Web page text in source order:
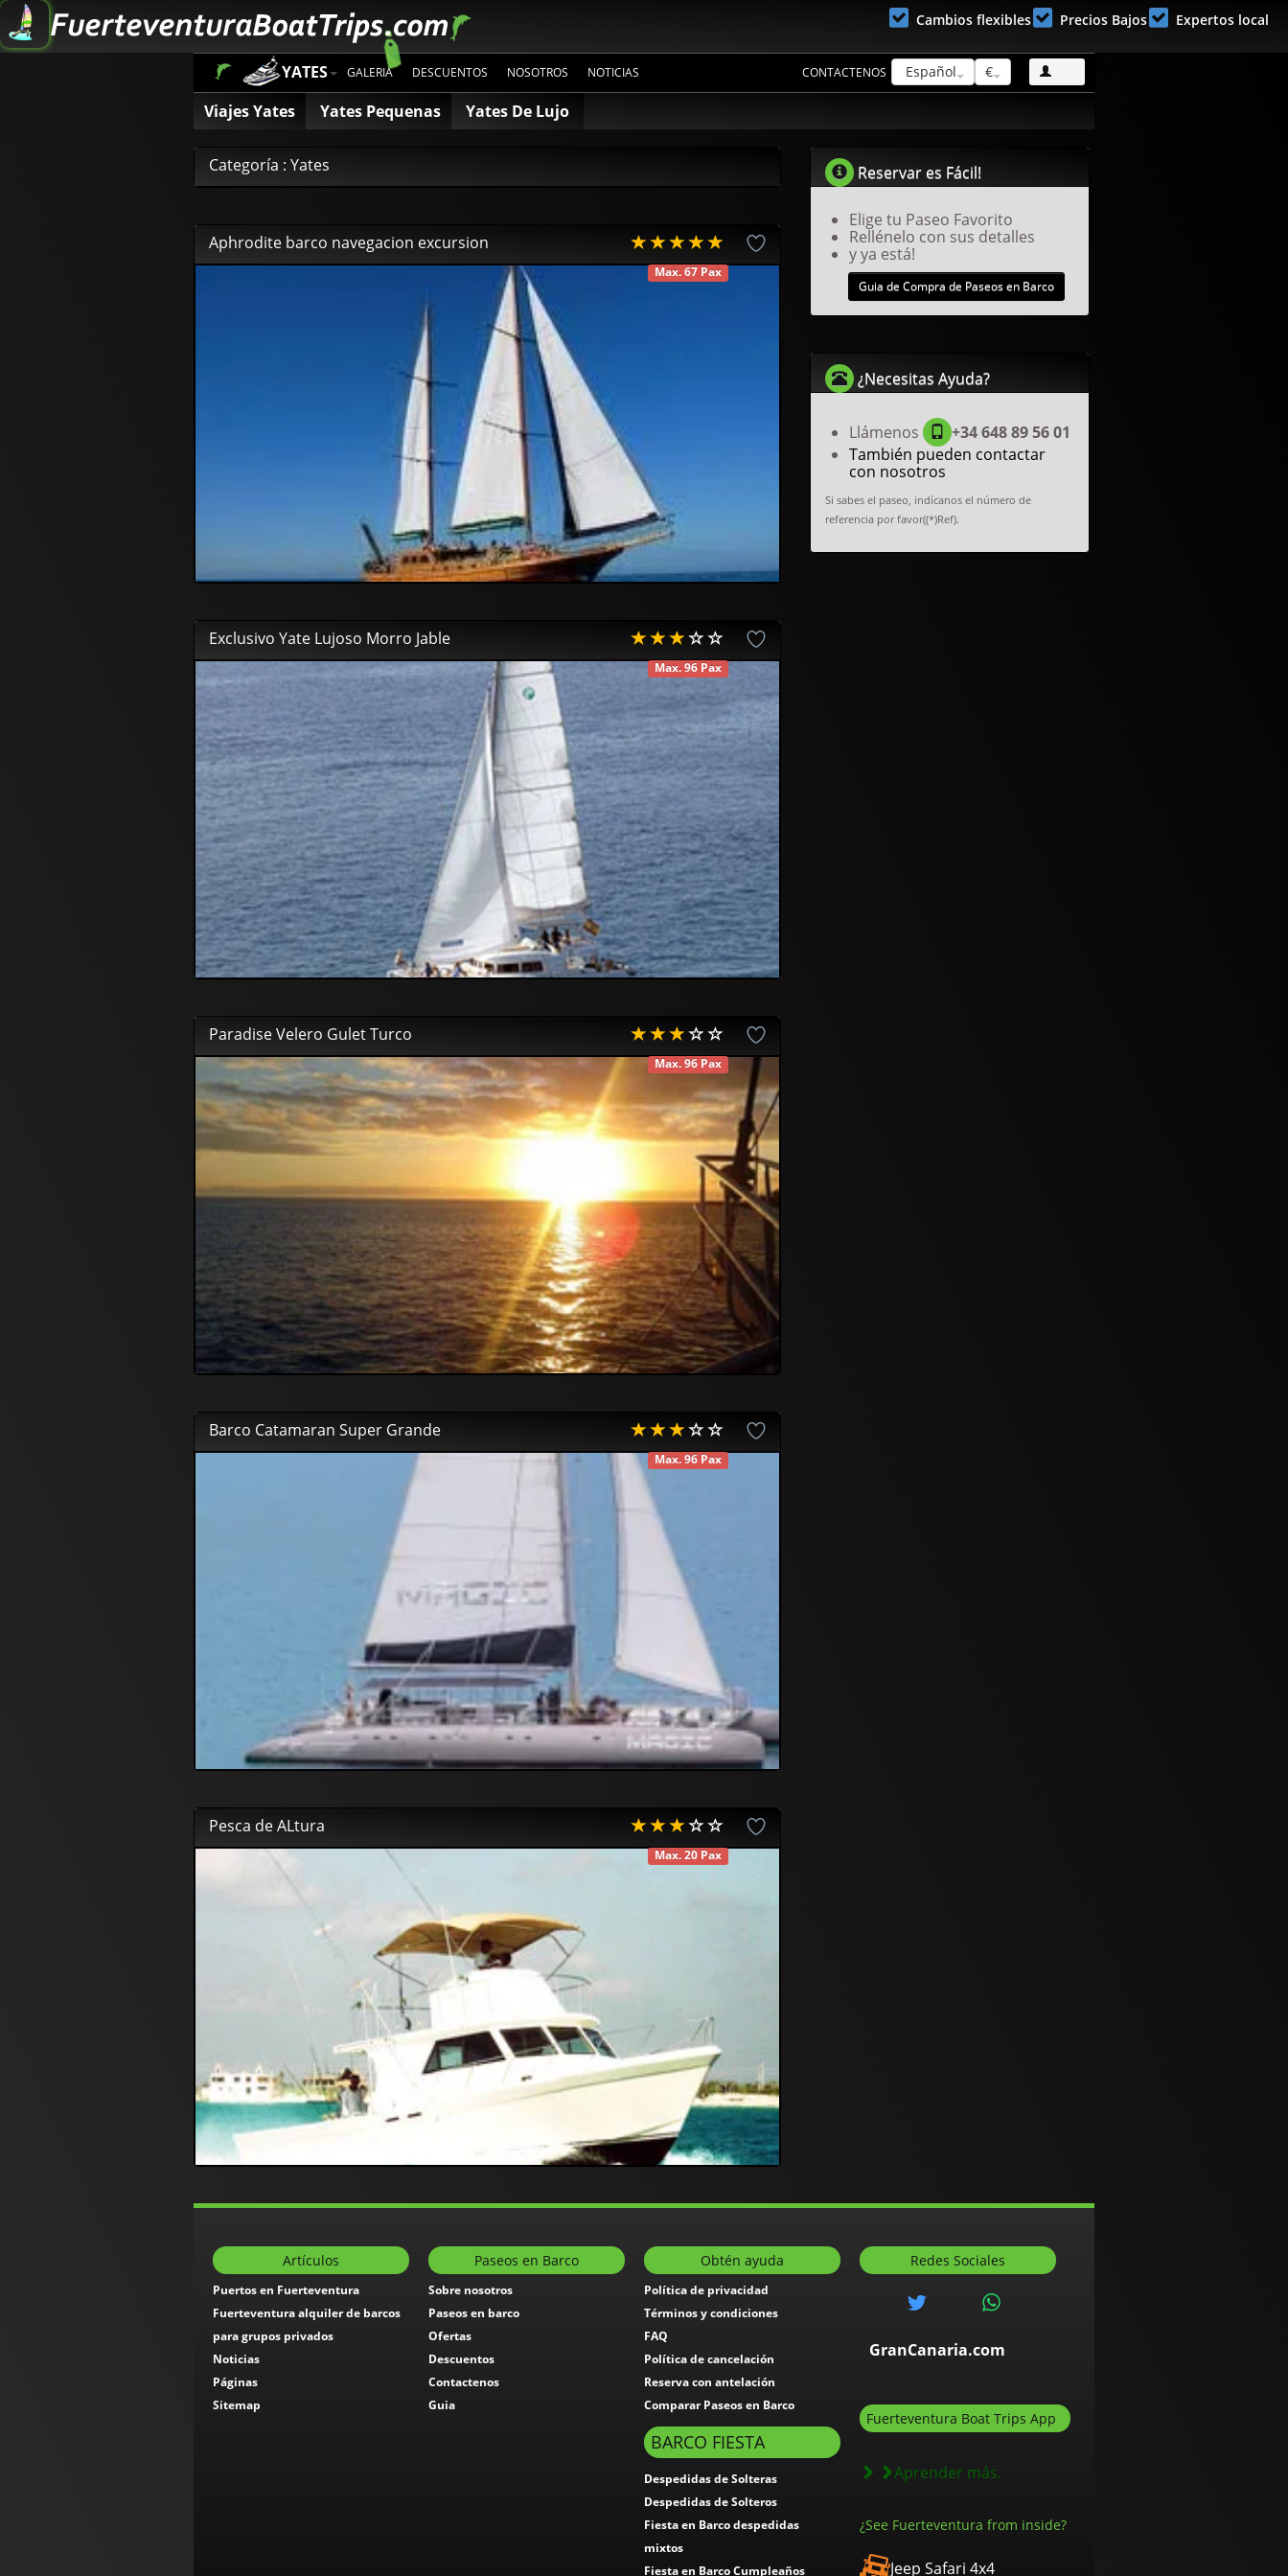
Cambios flexibles Precios Bajos Expertos local
YATES GALERIA DESCUENTOS NOSOTROS NOTICIAS CONTACTENOS Español €
Viajes Yates Yates Pequenas Yates De Lujo
Categoría : Yates
Aphrodite barco navegacion excursion
Max. 67 Pax
Exclusivo Yate Lujoso Morro Jable
Max. 96 Pax
€8500
Paradise Velero Gulet Turco
Max. 96 Pax
€6700
DISPONIBLE
Barco Catamaran Super Grande
Max. 96 Pax
Pesca de ALtura
Max. 20 Pax
Reservar es Fácil!
Elige tu Paseo Favorito
Rellénelo con sus detalles
y ya está!
Guia de Compra de Paseos en Barco
¿Necesitas Ayuda?
Llámenos
+34 648 89 56 01
También pueden contactar
con nosotros
Si sabes el paseo, indícanos el número de
referencia por favor((*)Ref).
Artículos
Puertos en Fuerteventura
Fuerteventura alquiler de barcos
para grupos privados
Noticias
Páginas
Sitemap
Paseos en Barco
Sobre nosotros
Paseos en barco
Ofertas
Descuentos
Contactenos
Guia
Obtén ayuda
Política de privacidad
Términos y condiciones
FAQ
Política de cancelación
Reserva con antelación
Comparar Paseos en Barco
BARCO FIESTA
Despedidas de Solteras
Despedidas de Solteros
Fiesta en Barco despedidas
mixtos
Fiesta en Barco Cumpleaños
Redes Sociales
GranCanaria.com
Fuerteventura Boat Trips App
Aprender más.